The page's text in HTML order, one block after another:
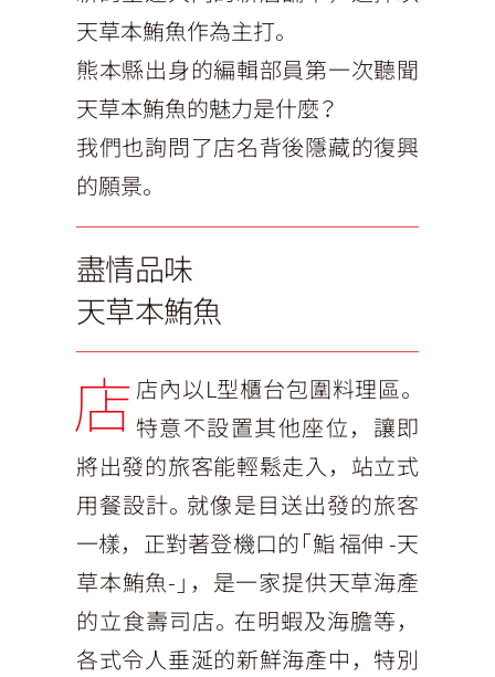
天草本鮪魚作為主打。
熊本縣出身的編輯部員第一次聽聞
天草本鮪魚的魅力是什麼？
我們也詢問了店名背後隱藏的復興
的願景。
盡情品味
天草本鮪魚
店 店內以L型櫃台包圍料理區。
特意不設置其他座位，讓即
將出發的旅客能輕鬆走入，站立式
用餐設計。就像是目送出發的旅客
一樣，正對著登機口的「鮨 福伸 -天
草本鮪魚-」，是一家提供天草海產
的立食壽司店。在明蝦及海膽等，
各式令人垂涎的新鮮海產中，特別